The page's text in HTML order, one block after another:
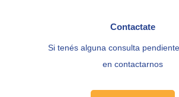
Contactate
Si tenés alguna consulta
en contactarnos